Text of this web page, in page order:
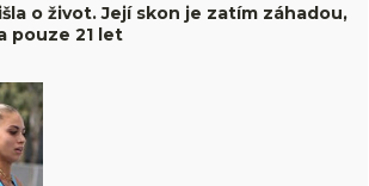
o život. Její skon je zatím záhadou,
pouze 21 let